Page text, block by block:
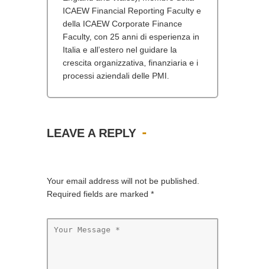
ICAEW Financial Reporting Faculty e
della ICAEW Corporate Finance
Faculty, con 25 anni di esperienza in
Italia e all’estero nel guidare la
crescita organizzativa, finanziaria e i
processi aziendali delle PMI.
LEAVE A REPLY
Your email address will not be published.
Required fields are marked *